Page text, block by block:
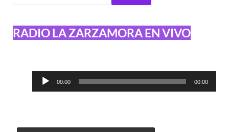
RADIO LA ZARZAMORA EN VIVO
Reproductor
00:00 00:00